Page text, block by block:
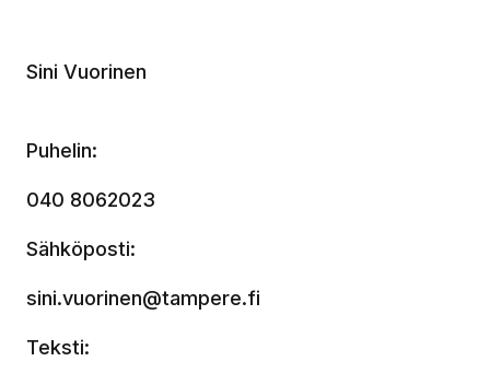
Sini Vuorinen
Puhelin:
040 8062023
Sähköposti:
sini.vuorinen@tampere.fi
Teksti: